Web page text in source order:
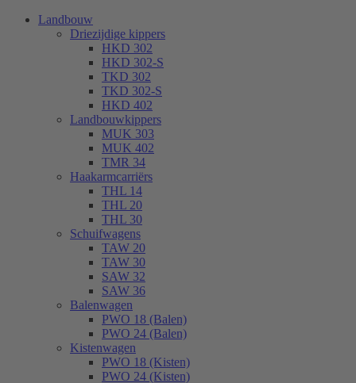
Landbouw
Driezijdige kippers
HKD 302
HKD 302-S
TKD 302
TKD 302-S
HKD 402
Landbouwkippers
MUK 303
MUK 402
TMR 34
Haakarmcarriërs
THL 14
THL 20
THL 30
Schuifwagens
TAW 20
TAW 30
SAW 32
SAW 36
Balenwagen
PWO 18 (Balen)
PWO 24 (Balen)
Kistenwagen
PWO 18 (Kisten)
PWO 24 (Kisten)